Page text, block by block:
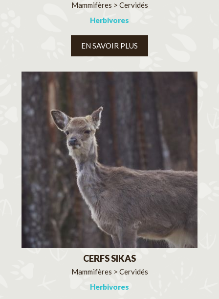
Mammifères > Cervidés
Herbivores
EN SAVOIR PLUS
CERFS SIKAS
Mammifères > Cervidés
Herbivores